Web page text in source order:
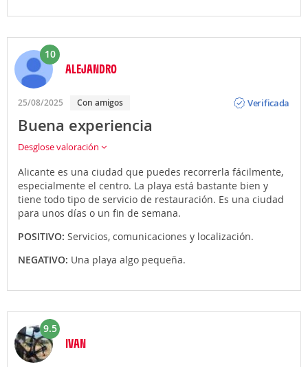
10
ALEJANDRO
25/08/2025 Con amigos
Verificada
Buena experiencia
Desglose valoración
Alicante es una ciudad que puedes recorrerla fácilmente,
especialmente el centro. La playa está bastante bien y
tiene todo tipo de servicio de restauración. Es una ciudad
para unos días o un fin de semana.
POSITIVO: Servicios, comunicaciones y localización.
NEGATIVO: Una playa algo pequeña.
9.5
IVAN